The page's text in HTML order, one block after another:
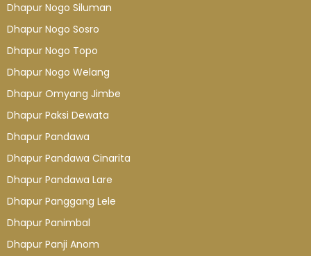
Dhapur Nogo Siluman
Dhapur Nogo Sosro
Dhapur Nogo Topo
Dhapur Nogo Welang
Dhapur Omyang Jimbe
Dhapur Paksi Dewata
Dhapur Pandawa
Dhapur Pandawa Cinarita
Dhapur Pandawa Lare
Dhapur Panggang Lele
Dhapur Panimbal
Dhapur Panji Anom